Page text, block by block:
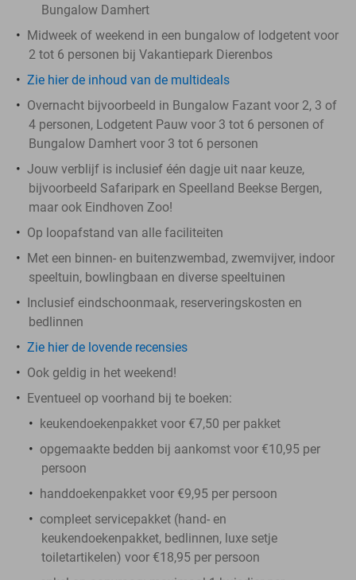
Bungalow Damhert
Midweek of weekend in een bungalow of lodgetent voor
2 tot 6 personen bij Vakantiepark Dierenbos
Zie hier de inhoud van de multideals
Overnacht bijvoorbeeld in Bungalow Fazant voor 2, 3 of
4 personen, Lodgetent Pauw voor 3 tot 6 personen of
Bungalow Damhert voor 3 tot 6 personen
Jouw verblijf is inclusief één dagje uit naar keuze,
bijvoorbeeld Safaripark en Speelland Beekse Bergen,
maar ook Eindhoven Zoo!
Op loopafstand van alle faciliteiten
Met een binnen- en buitenzwembad, zwemvijver, indoor
speeltuin, bowlingbaan en diverse speeltuinen
Inclusief eindschoonmaak, reserveringskosten en
bedlinnen
Zie hier de lovende recensies
Ook geldig in het weekend!
Eventueel op voorhand bij te boeken:
keukendoekenpakket voor €7,50 per pakket
opgemaakte bedden bij aankomst voor €10,95 per
persoon
handdoekenpakket voor €9,95 per persoon
compleet servicepakket (hand- en
keukendoekenpakket, bedlinnen, luxe setje
toiletartikelen) voor €18,95 per persoon